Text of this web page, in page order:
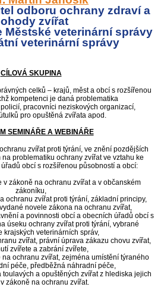
odboru ochrany zdraví a
zvířat
Městské veterinární správy
veterinární správy
CÍLOVÁ SKUPINA
celků – krajů, měst a obcí s rozšířenou
kompetenci je daná problematika
pracovníci neziskových organizací,
pro opuštěná zvířata apod.
SEMINÁŘE A WEBINÁŘE
zvířat proti týrání, ve znění pozdějších
problematiku ochrany zvířat ve vztahu ke
obcí s rozšířenou působností a obcí:
v zákoně na ochranu zvířat a v občanském
zákoníku,
ochranu zvířat proti týrání, základní principy,
novele zákona na ochranu zvířat,
a povinnosti obcí a obecních úřadů obcí s
úseku ochrany zvířat proti týrání, vybrané
krajských veterinárních správ,
zvířat, právní úprava zákazu chovu zvířat,
zvířete a zabrání zvířete,
na ochranu zvířat, zejména umístění týraného
péče, předběžná náhradní péče,
toulavých a opuštěných zvířat z hlediska jejich
zákoně na ochranu zvířat.